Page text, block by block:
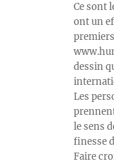
Ce sont
ont un
dessin
Les
le sens
finesse
Faire